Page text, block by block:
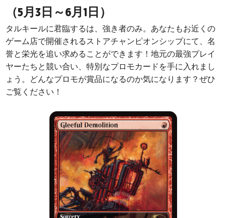
（5月3日～6月1日）
タルキールに君臨するは、強き者のみ。あなたもお近くの
ゲーム店で開催されるストアチャンピオンシップにて、名
誉と栄光を追い求めることができます！地元の最強プレイ
ヤーたちと競い合い、特別なプロモカードを手に入れまし
ょう。どんなプロモが賞品になるのか気になります？ぜひ
ご覧ください！